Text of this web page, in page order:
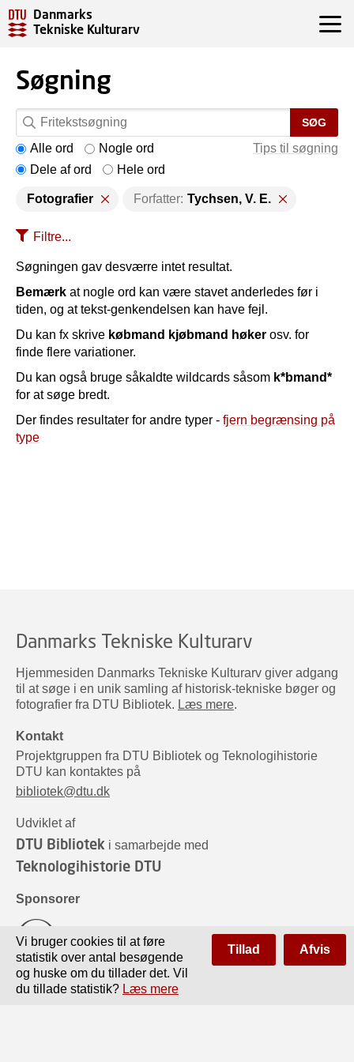
Danmarks
Tekniske Kulturarv
Søgning
SØG
Tips til søgning
Alle ord
Nogle ord
Dele af ord
Hele ord
Fotografier Forfatter: Tychsen, V. E.
Filtre...
Søgningen gav desværre intet resultat.
Bemærk at nogle ord kan være stavet anderledes før i
tiden, og at tekst-genkendelsen kan have fejl.
Du kan fx skrive købmand kjøbmand høker osv. for
finde flere variationer.
Du kan også bruge såkaldte wildcards såsom k*bmand*
for at søge bredt.
Der findes resultater for andre typer - fjern begrænsing på
type
Danmarks Tekniske Kulturarv
Hjemmesiden Danmarks Tekniske Kulturarv giver adgang
til at søge i en unik samling af historisk-tekniske bøger og
fotografier fra DTU Bibliotek. Læs mere.
Kontakt
Projektgruppen fra DTU Bibliotek og Teknologihistorie
DTU kan kontaktes på
bibliotek@dtu.dk
Udviklet af
DTU Bibliotek i samarbejde med
Teknologihistorie DTU
Sponsorer
Vi bruger cookies til at føre
statistik over antal besøgende
og huske om du tillader det. Vil
du tillade statistik? Læs mere
Tillad Afvis